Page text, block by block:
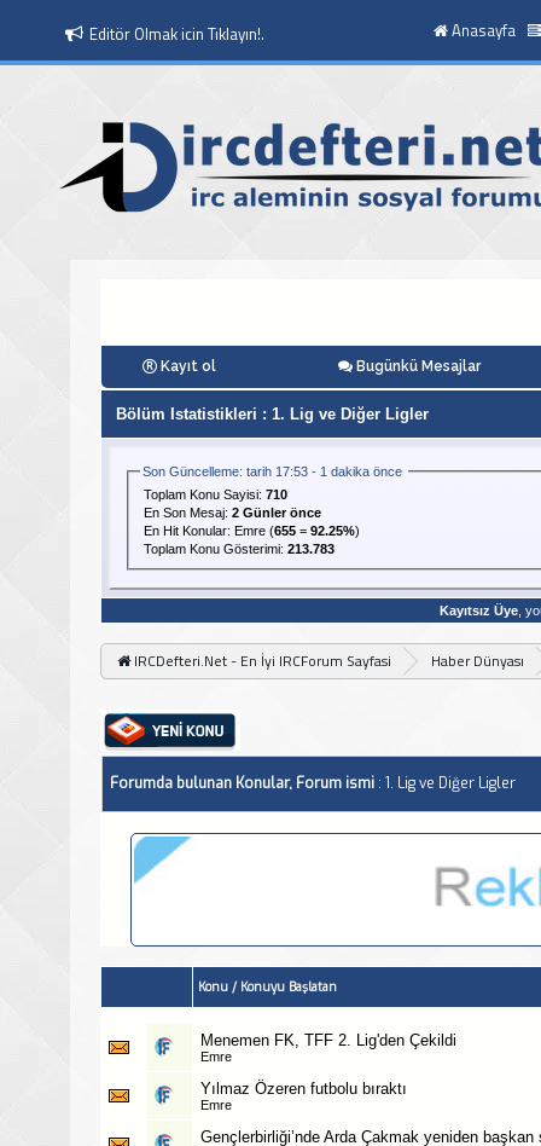
Editör Olmak icin Tıklayın!.
Moderatör Olmak icin Tıklayın!.
Anasayfa
Kayıt ol Bugünkü Mesajlar
Bölüm Istatistikleri : 1. Lig ve Diğer Ligler
Son Güncelleme: tarih 17:53 - 1 dakika önce
Toplam Konu Sayisi: 710
En Son Mesaj: 2 Günler önce
En Hit Konular: Emre (655 = 92.25%)
Toplam Konu Gösterimi: 213.783
Kayıtsız Üye,
IRCDefteri.Net - En İyi IRCForum Sayfasi Haber Dünyası
Forumda bulunan Konular, Forum ismi : 1. Lig ve Diğer Ligler
Konu / Konuyu Başlatan
Menemen FK, TFF 2. Lig'den Çekildi
Emre
Yılmaz Özeren futbolu bıraktı
Emre
Gençlerbirliği’nde Arda Çakmak yeniden başkan